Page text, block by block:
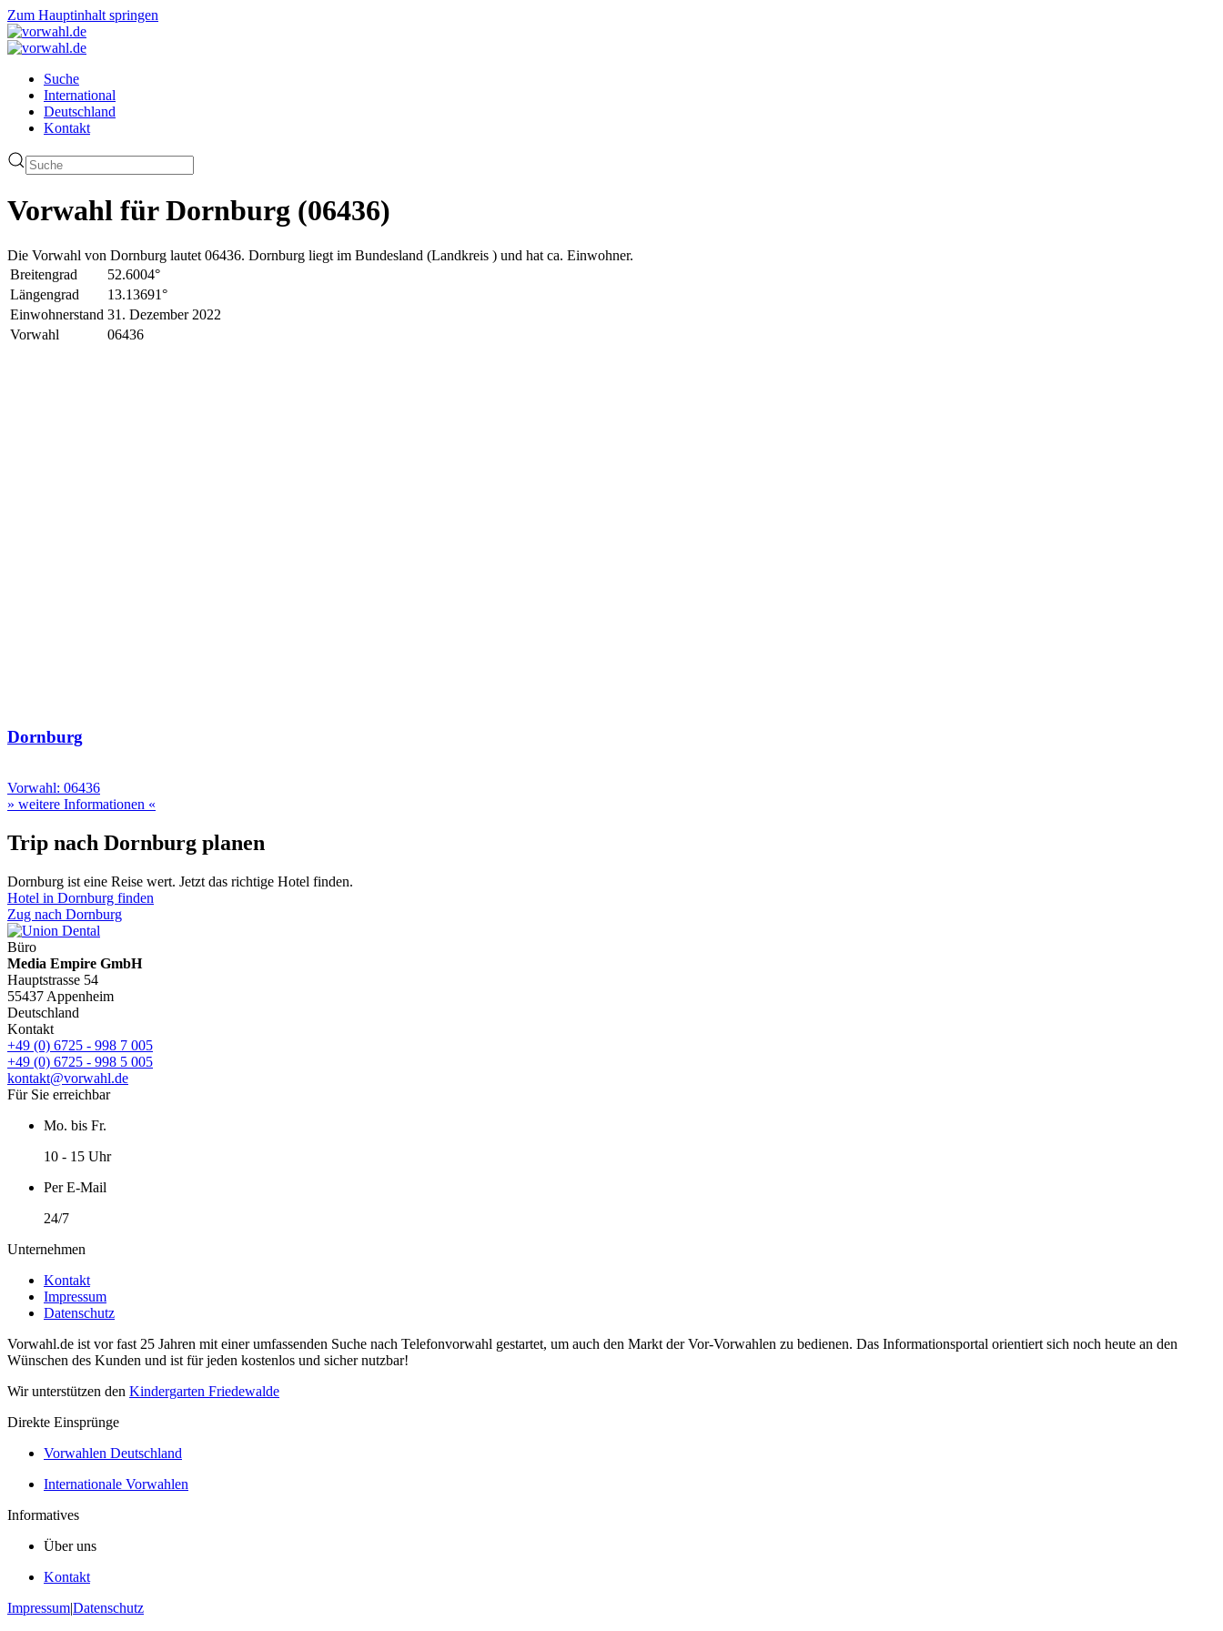
Zum Hauptinhalt springen
Suche
International
Deutschland
Kontakt
Vorwahl für Dornburg (06436)
Die Vorwahl von Dornburg lautet 06436. Dornburg liegt im Bundesland (Landkreis ) und hat ca. Einwohner.
Breitengrad
52.6004°
Längengrad
13.13691°
Einwohnerstand 31. Dezember 2022
Vorwahl
06436
Dornburg
Vorwahl: 06436
» weitere Informationen «
Trip nach Dornburg planen
Dornburg ist eine Reise wert. Jetzt das richtige Hotel finden.
Hotel in Dornburg finden
Zug nach Dornburg
Büro
Media Empire GmbH
Hauptstrasse 54
55437 Appenheim
Deutschland
Kontakt
+49 (0) 6725 - 998 7 005
+49 (0) 6725 - 998 5 005
kontakt@vorwahl.de
Für Sie erreichbar
Mo. bis Fr.
10 - 15 Uhr
Per E-Mail
24/7
Unternehmen
Kontakt
Impressum
Datenschutz
Vorwahl.de ist vor fast 25 Jahren mit einer umfassenden Suche nach Telefonvorwahl gestartet, um auch den Markt der Vor-Vorwahlen zu bedienen. Das Informationsportal orientiert sich noch heute an den
Wünschen des Kunden und ist für jeden kostenlos und sicher nutzbar!
Wir unterstützen den Kindergarten Friedewalde
Direkte Einsprünge
Vorwahlen Deutschland
Internationale Vorwahlen
Informatives
Über uns
Kontakt
Impressum|Datenschutz